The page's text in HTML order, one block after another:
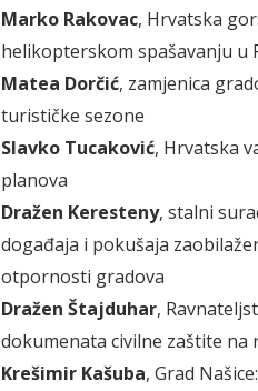
Marko Rakovac, Hrvatska
helikopterskom spašavanju u
Matea Dorčić, zamjenica
turističke sezone
Slavko Tucaković, Hrvatska
planova
Dražen Keresteny, stalni
događaja i pokušaja
otpornosti gradova
Dražen Štajduhar,
dokumenata civilne zaštite na
Krešimir Kašuba, Grad